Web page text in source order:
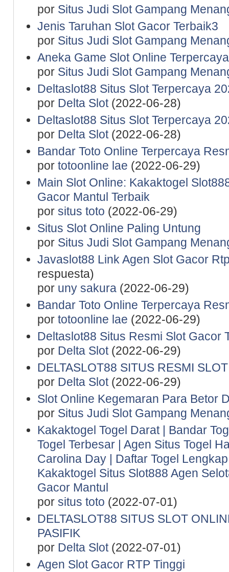
por Situs Judi Slot Gampang
Jenis Taruhan Slot Gacor Terbaik3
por Situs Judi Slot Gampang
Aneka Game Slot Online Terpercaya
por Situs Judi Slot Gampang
Deltaslot88 Situs Slot Terpercaya
por Delta Slot(2022-06-28)
Deltaslot88 Situs Slot Terpercaya
por Delta Slot(2022-06-28)
Bandar Toto Online Terpercaya
por totoonline lae (2022-06-29)
Main Slot Online: Kakaktogel
Gacor Mantul Terbaik
por situs toto (2022-06-29)
Situs Slot Online Paling Untung
por Situs Judi Slot Gampang
Javaslot88 Link Agen Slot Gacor
respuesta)
por uny sakura(2022-06-29)
Bandar Toto Online Terpercaya
por totoonline lae (2022-06-29)
Deltaslot88 Situs Resmi Slot Gacor
por Delta Slot(2022-06-29)
DELTASLOT88 SITUS RESMI
por Delta Slot(2022-06-29)
Slot Online Kegemaran Para Betor
por Situs Judi Slot Gampang
Kakaktogel Togel Darat | Bandar
Togel Terbesar | Agen Situs Togel
Carolina Day | Daftar Togel
Kakaktogel Situs Slot888 Agen
Gacor Mantul
por situs toto (2022-07-01)
DELTASLOT88 SITUS SLOT
PASIFIK
por Delta Slot(2022-07-01)
Agen Slot Gacor RTP Tinggi